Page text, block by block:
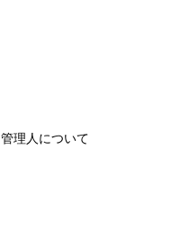
管理人について